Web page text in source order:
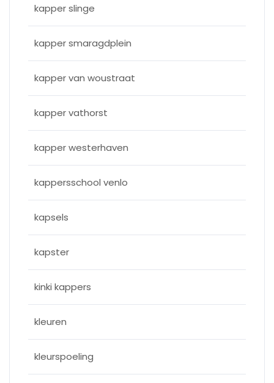
kapper slinge
kapper smaragdplein
kapper van woustraat
kapper vathorst
kapper westerhaven
kappersschool venlo
kapsels
kapster
kinki kappers
kleuren
kleurspoeling